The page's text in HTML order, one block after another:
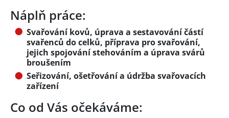
Náplň práce:
Svařování kovů, úprava a sestavování částí
svařenců do celků, příprava pro svařování,
jejich spojování stehováním a úprava svárů
broušením
Seřizování, ošetřování a údržba svařovacích
zařízení
Co od Vás očekáváme: